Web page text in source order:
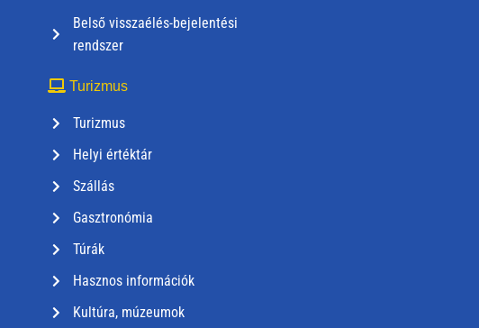
Belső visszaélés-bejelentési
rendszer
Turizmus
Turizmus
Helyi értéktár
Szállás
Gasztronómia
Túrák
Hasznos információk
Kultúra, múzeumok